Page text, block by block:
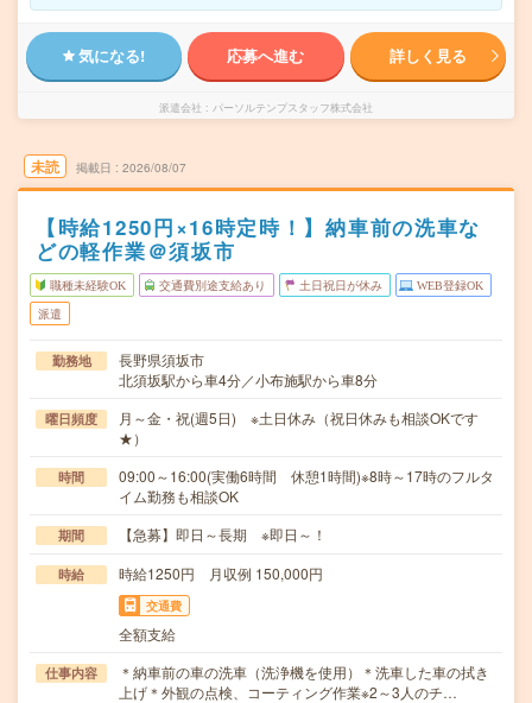
気になる! 応募へ進む 詳しく見る
派遣会社 パーソルテンプスタッフ株式会社
未読 掲載日 2026/08/07
【時給1250円×16時定時！】納車前の洗車な
どの軽作業＠須坂市
職種未経験OK 交通費別途支給あり 土日祝日が休み WEB登録OK
派遣
勤務地
長野県須坂市
北須坂駅から車4分／小布施駅から車8分
曜日頻度
月～金・祝(週5日) ※土日休み（祝日休みも相談OKです
★）
時間
09:00～16:00(実働6時間 休憩1時間)※8時～17時のフルタ
イム勤務も相談OK
期間 【急募】即日～長期 ※即日～！
時給 時給1250円 月収例 150,000円
交通費
全額支給
仕事内容
＊納車前の車の洗車（洗浄機を使用）＊洗車した車の拭き
上げ＊外観の点検、コーティング作業※2～3人のチ…